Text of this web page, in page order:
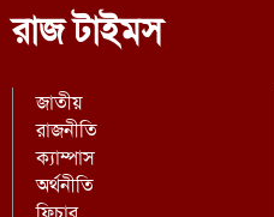
রাজ টাইমস
জাতীয়
রাজনীতি
ক্যাম্পাস
অর্থনীতি
ফিচার